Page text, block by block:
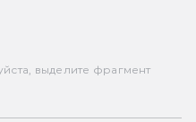
выделите фрагмент